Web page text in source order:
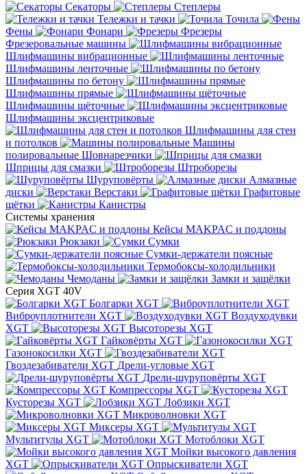
Секаторы
Степлеры
Тележки и тачки
Точила
Фены
Фонари
Фрезеры
Фрезеровальные машины
Шлифмашины вибрационные
Шлифмашины ленточные
Шлифмашины по бетону
Шлифмашины прямые
Шлифмашины щёточные
Шлифмашины эксцентриковые
Шлифмашины для стен
и потолков
Машины
полировальные Шовнарезчики
Шприцы для смазки
Штроборезы
Шуруповёрты
Алмазные
диски
Верстаки
Графитовые
щётки
Канистры
Системы хранения
Кейсы MAKPAC и поддоны
Рюкзаки
Сумки
Сумки-держатели поясные
Термобоксы-холодильники
Чемоданы
Замки и защёлки
Серия XGT 40V
Болгарки XGT
Виброуплотнители XGT
Воздуходувки
XGT
Высоторезы XGT
Гайковёрты XGT
Газонокосилки XGT
Гвоздезабиватели XGT Дрели-угловые XGT
Дрели-шуруповёрты XGT
Компрессоры XGT
Кусторезы XGT
Лобзики XGT
Микроволновки XGT
Миксеры XGT
Мультитулы XGT
Мотоблоки XGT
Мойки высокого давления
XGT
Опрыскиватели XGT